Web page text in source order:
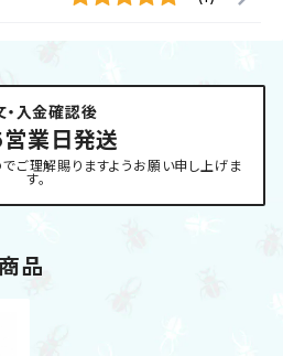
・入金確認後
業日発送
ご理解賜りますようお願い申し上げま
す。
品